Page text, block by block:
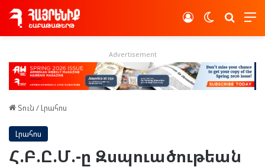
Switch skin
Log In
Advertisement
Տուն /Լրահոս
Լրահոս
Հ.Բ.Ը.Մ.-ը Զսպուածութեան